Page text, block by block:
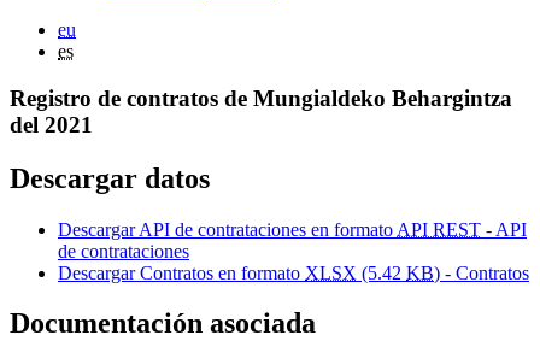
eu
es
Registro de contratos de Mungialdeko Behargintza
del 2021
Descargar datos
Descargar API de contrataciones en formato API REST - API
de contrataciones
Descargar Contratos en formato XLSX (5.42 KB) - Contratos
Documentación asociada